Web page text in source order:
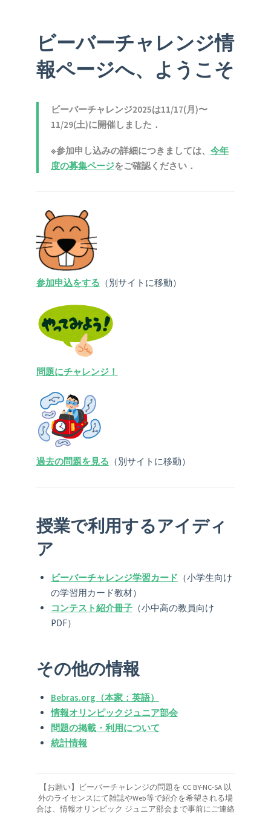
ビーバーチャレンジ情
報ページへ、ようこそ
ビーバーチャレンジ2025は11/17(月)〜
11/29(土)に開催しました．
※参加申し込みの詳細につきましては、 今年
度の募集ページをご確認ください．
参加申込をする （別サイトに移動）
問題にチャレンジ！
過去の問題を見る （別サイトに移動）
授業で利用するアイディ
ア
ビーバーチャレンジ学習カード （小学生向け
の学習用カード教材）
コンテスト紹介冊子（小中高の教員向け
PDF）
その他の情報
Bebras.org（本家：英語）
情報オリンピックジュニア部会
問題の掲載・利用について
統計情報
【お願い】ビーバーチャレンジの問題を CC BY-NC-SA 以
外のライセンスにて雑誌やWeb等で紹介を希望される場
合は、情報オリンピック ジュニア部会まで事前にご連絡